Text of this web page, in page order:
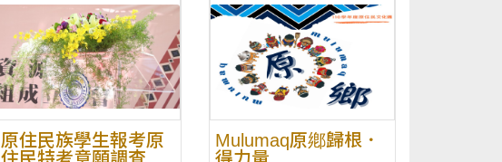
原住民族學生報考原
Mulumaq原鄕歸根．